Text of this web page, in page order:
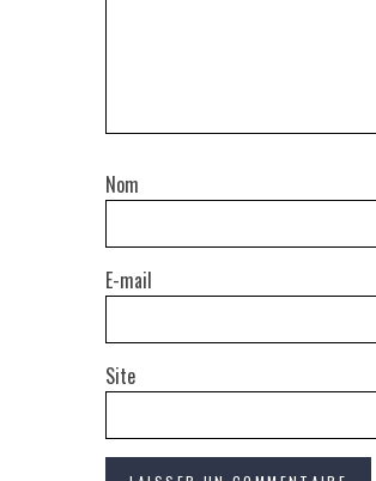
E-
Site